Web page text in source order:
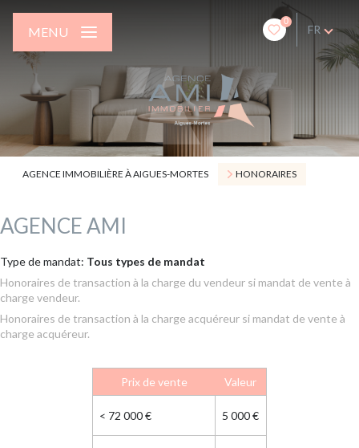
0
FR
MENU
AGENCE IMMOBILIÈRE À AIGUES-MORTES HONORAIRES
AGENCE AMI
Type de mandat: Tous types de mandat
Honoraires de transaction à la charge du vendeur si mandat de vente à
charge vendeur.
Honoraires de transaction à la charge acquéreur si mandat de vente à
charge acquéreur.
Prix de vente Valeur
< 72 000 € 5 000 €